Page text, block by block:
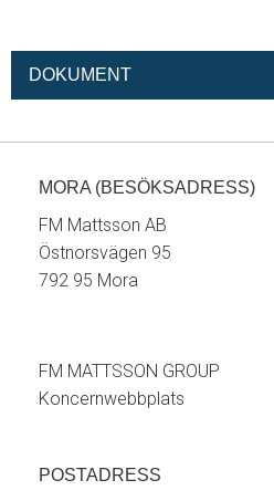
DOKUMENT
MORA (BESÖKSADRESS)
FM Mattsson AB
Östnorsvägen 95
792 95 Mora
FM MATTSSON GROUP
Koncernwebbplats
POSTADRESS